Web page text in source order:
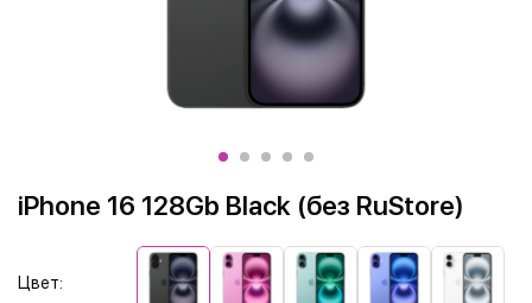
iPhone 16 128Gb Black (без RuStore)
Цвет: